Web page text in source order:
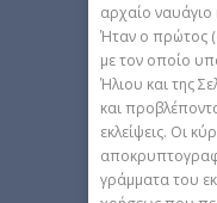
αρχαίο ναυάγιο
Ήταν ο πρώτος
με τον οποίο
Ήλιου και της
και
εκλείψεις. Οι
γράμματα του